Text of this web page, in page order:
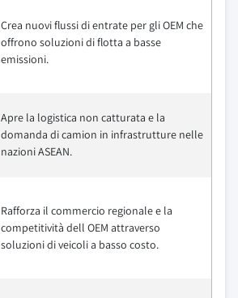
Crea nuovi flussi di entrate per gli OEM che
offrono soluzioni di flotta a basse
emissioni.
Apre la logistica non catturata e la
domanda di camion in infrastrutture nelle
nazioni ASEAN.
Rafforza il commercio regionale e la
competitività dell OEM attraverso
soluzioni di veicoli a basso costo.